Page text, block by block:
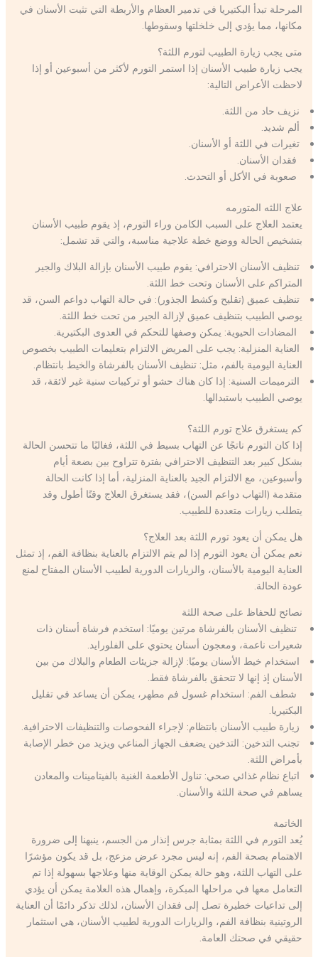
المرحلة تبدأ البكتيريا في تدمير العظام والأربطة التي تثبت الأسنان في
مكانها، مما يؤدي إلى خلخلتها وسقوطها.
متى يجب زيارة الطبيب لتورم اللثة؟
يجب زيارة طبيب الأسنان إذا استمر التورم لأكثر من أسبوعين أو إذا
لاحظت الأعراض التالية:
نزيف حاد من اللثة.
ألم شديد.
تغيرات في اللثة أو الأسنان.
فقدان الأسنان.
صعوبة في الأكل أو التحدث.
علاج اللثه المتورمه
يعتمد العلاج على السبب الكامن وراء التورم، إذ يقوم طبيب الأسنان
بتشخيص الحالة ووضع خطة علاجية مناسبة، والتي قد تشمل:
تنظيف الأسنان الاحترافي: يقوم طبيب الأسنان بإزالة البلاك والجير
المتراكم على الأسنان وتحت خط اللثة.
تنظيف عميق (تقليح وكشط الجذور): في حالة التهاب دواعم السن، قد
يوصي الطبيب بتنظيف عميق لإزالة الجير من تحت خط اللثة.
المضادات الحيوية: يمكن وصفها للتحكم في العدوى البكتيرية.
العناية المنزلية: يجب على المريض الالتزام بتعليمات الطبيب بخصوص
العناية اليومية بالفم، مثل: تنظيف الأسنان بالفرشاة والخيط بانتظام.
الترميمات السنية: إذا كان هناك حشو أو تركيبات سنية غير لائقة، قد
يوصي الطبيب باستبدالها.
كم يستغرق علاج تورم اللثة؟
إذا كان التورم ناتجًا عن التهاب بسيط في اللثة، فغالبًا ما تتحسن الحالة
بشكل كبير بعد التنظيف الاحترافي بفترة تتراوح بين بضعة أيام
وأسبوعين، مع الالتزام الجيد بالعناية المنزلية، أما إذا كانت الحالة
متقدمة (التهاب دواعم السن)، فقد يستغرق العلاج وقتًا أطول وقد
يتطلب زيارات متعددة للطبيب.
هل يمكن أن يعود تورم اللثة بعد العلاج؟
نعم يمكن أن يعود التورم إذا لم يتم الالتزام بالعناية بنظافة الفم، إذ تمثل
العناية اليومية بالأسنان، والزيارات الدورية لطبيب الأسنان المفتاح لمنع
عودة الحالة.
نصائح للحفاظ على صحة اللثة
تنظيف الأسنان بالفرشاة مرتين يوميًا: استخدم فرشاة أسنان ذات
شعيرات ناعمة، ومعجون أسنان يحتوي على الفلورايد.
استخدام خيط الأسنان يوميًا: لإزالة جزيئات الطعام والبلاك من بين
الأسنان إذ إنها لا تتحقق بالفرشاة فقط.
شطف الفم: استخدام غسول فم مطهر، يمكن أن يساعد في تقليل
البكتيريا.
زيارة طبيب الأسنان بانتظام: لإجراء الفحوصات والتنظيفات الاحترافية.
تجنب التدخين: التدخين يضعف الجهاز المناعي ويزيد من خطر الإصابة
بأمراض اللثة.
اتباع نظام غذائي صحي: تناول الأطعمة الغنية بالفيتامينات والمعادن
يساهم في صحة اللثة والأسنان.
الخاتمة
يُعد التورم في اللثة بمثابة جرس إنذار من الجسم، ينبهنا إلى ضرورة
الاهتمام بصحة الفم، إنه ليس مجرد عرض مزعج، بل قد يكون مؤشرًا
على التهاب اللثة، وهو حالة يمكن الوقاية منها وعلاجها بسهولة إذا تم
التعامل معها في مراحلها المبكرة، وإهمال هذه العلامة يمكن أن يؤدي
إلى تداعيات خطيرة تصل إلى فقدان الأسنان، لذلك تذكر دائمًا أن العناية
الروتينية بنظافة الفم، والزيارات الدورية لطبيب الأسنان، هي استثمار
حقيقي في صحتك العامة.